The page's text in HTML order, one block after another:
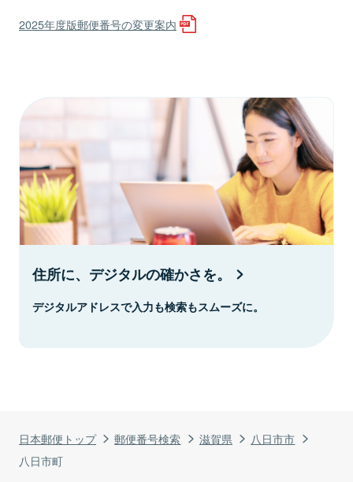
日本郵便トップ 郵便番号検索 滋賀県
八日市市
八日市町
2025年度版郵便番号の変更案内
住所に、デジタルの確かさを。
デジタルアドレスで入力も検索もスムーズに。